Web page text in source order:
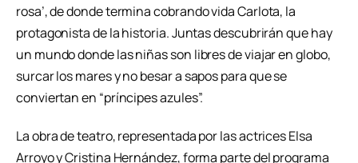
rosa’, de donde termina cobrando vida Carlota, la
protagonista de la historia. Juntas descubrirán que hay
un mundo donde las niñas son libres de viajar en globo,
surcar los mares y no besar a sapos para que se
conviertan en “príncipes azules”.
La obra de teatro, representada por las actrices Elsa
Arroyo y Cristina Hernández, forma parte del programa